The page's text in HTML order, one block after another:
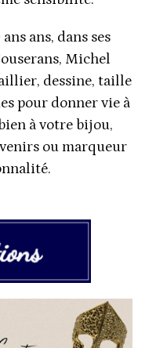
ans, dans ses
Michel
dessine, taille
pour donner vie à
à votre bijou,
ou marqueur